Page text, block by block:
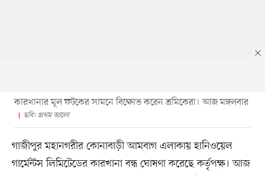
কারখানার মূল ফটকের সামনে বিক্ষোভ করেন শ্রমিকেরা। আজ মঙ্গলবার
ছবি: প্রথম আলো
গাজীপুর মহানগরীর কোনাবাড়ী আমবাগ এলাকায় হানিওয়েল
গার্মেন্টস লিমিটেডের কারখানা বন্ধ ঘোষণা করেছে কর্তৃপক্ষ। আজ